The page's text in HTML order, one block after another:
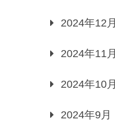
2024年12月
2024年11月
2024年10月
2024年9月